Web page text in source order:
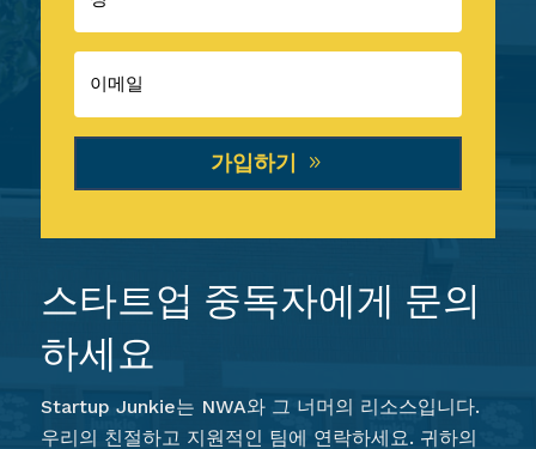
가입하기
스타트업 중독자에게 문의
하세요
Startup Junkie는 NWA와 그 너머의 리소스입니다.
우리의 친절하고 지원적인 팀에 연락하세요. 귀하의